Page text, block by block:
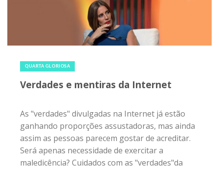
QUARTA GLORIOSA
Verdades e mentiras da Internet
As "verdades" divulgadas na Internet já estão
ganhando proporções assustadoras, mas ainda
assim as pessoas parecem gostar de acreditar.
Será apenas necessidade de exercitar a
maledicência? Cuidados com as "verdades"da